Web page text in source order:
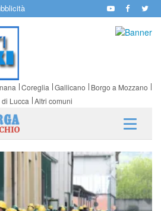
Coreglia Gallicano
Borgo a Mozzano
Lucca Altri comuni